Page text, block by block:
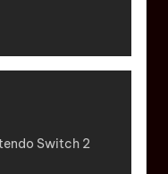
Switch 2